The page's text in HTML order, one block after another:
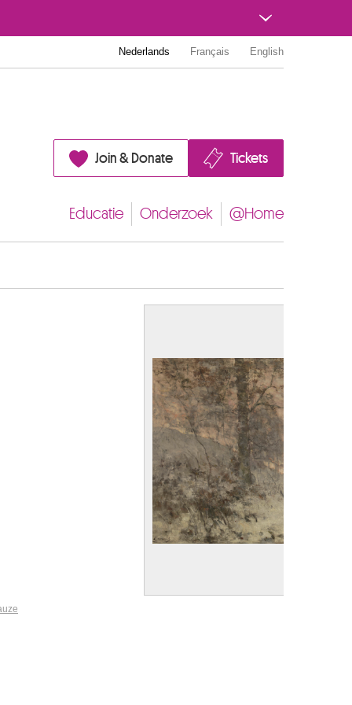
Nederlands Français English
Join & Donate Tickets
Educatie Onderzoek @Home